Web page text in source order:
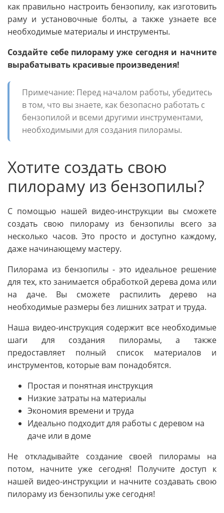
как правильно настроить бензопилу, как изготовить
раму и установочные болты, а также узнаете все
необходимые материалы и инструменты.
Создайте себе пилораму уже сегодня и начните
вырабатывать красивые произведения!
Примечание: Перед началом работы, убедитесь
в том, что вы знаете, как безопасно работать с
бензопилой и всеми другими инструментами,
необходимыми для создания пилорамы.
Хотите создать свою
пилораму из бензопилы?
С помощью нашей видео-инструкции вы сможете
создать свою пилораму из бензопилы всего за
несколько часов. Это просто и доступно каждому,
даже начинающему мастеру.
Пилорама из бензопилы - это идеальное решение
для тех, кто занимается обработкой дерева дома или
на даче. Вы сможете распилить дерево на
необходимые размеры без лишних затрат и труда.
Наша видео-инструкция содержит все необходимые
шаги для создания пилорамы, а также
предоставляет полный список материалов и
инструментов, которые вам понадобятся.
Простая и понятная инструкция
Низкие затраты на материалы
Экономия времени и труда
Идеально подходит для работы с деревом на
даче или в доме
Не откладывайте создание своей пилорамы на
потом, начните уже сегодня! Получите доступ к
нашей видео-инструкции и начните создавать свою
пилораму из бензопилы уже сегодня!